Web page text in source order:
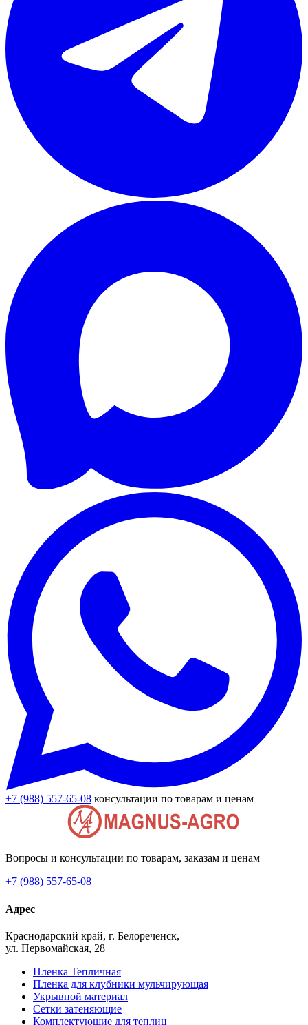
+7 (988) 557-65-08 консультации по товарам и ценам
Вопросы и консультации по товарам, заказам и ценам
+7 (988) 557-65-08
Адрес
Краснодарский край, г. Белореченск,
ул. Первомайская, 28
Пленка Тепличная
Пленка для клубники мульчирующая
Укрывной материал
Сетки затеняющие
Комплектующие для теплиц